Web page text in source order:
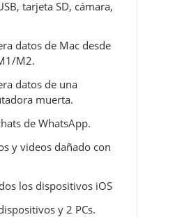
tarjeta SD, cámara,
datos de Mac desde
M2.
datos de una
muerta.
de WhatsApp.
y videos dañado con
los dispositivos iOS
y 2 PCs.